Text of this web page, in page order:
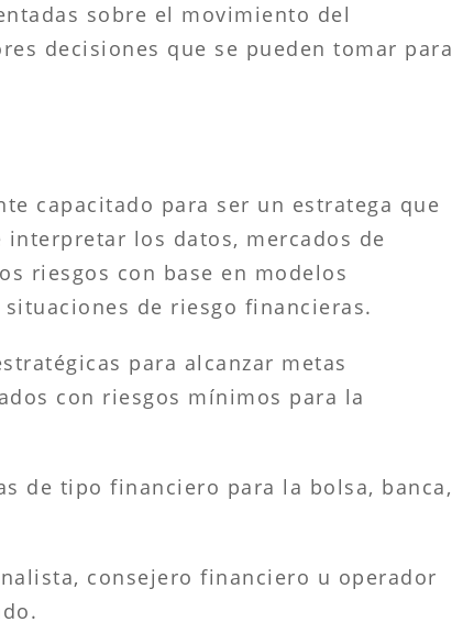
sobre el movimiento del
decisiones que se pueden tomar para
capacitado para ser un estratega que
los datos, mercados de
riesgos con base en modelos
de riesgo financieras.
para alcanzar metas
con riesgos mínimos para la
de tipo financiero para la bolsa, banca,
consejero financiero u operador